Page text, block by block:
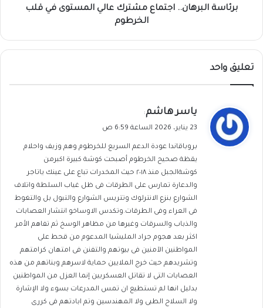
برئاسة البرهان.. اجتماع مشترك عالي المستوى في قلب
الخرطوم
تعليق واحد
ي
ق
ل
ياسر هاشم:
23 يناير، 2026 الساعة 6:59 ص
بروباقاندا عودة الدعم السريع للخرطوم وهم وزيف واحلام
يقظة صحيح الخرطوم أصبحت كوشة كبيرة اكبرمن
كوشةالجبل منذ ٢٠١٨ حيث المخدرات تباع على عينك ياتاجر
والدعارة تمارس على الطرقات فى ظل غياب السلطة واتلاف
الشوارع بنزع الانترلوك وتتريس الشوارع والتبول بل والتغوط
فى العراء وفى الطرقات.وتكدس الاوساخو انتشار العصابات
والذباب والسرقات وغيرها من مظاهر الوسخ ثم تفاهم الأمر
اكثر بعد هجوم جراد المليشيا المدعوم من قحط على
المواطنين الآمنين فى بيوتهم والتفنن فى امتهان كرامتهم
وتشريدهم حيث خرج الملايين حماية لاسرهم وبناتهم من هذه
العصابات التى لا تقاتل العسكريين إنما العزل من المواطنين
بدليل انها لم تستطيع ان تمس المدرعات بسوء ولا الإشارة
ولا السلاح الطبى ولا المهندسين وتم ابادتهم فى كررى